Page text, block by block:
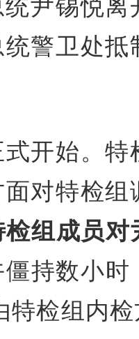
尹锡悦离
警卫处
开始。
对特检组
组成员
持数小
检组内